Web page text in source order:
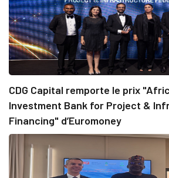
CDG Capital remporte le prix
Investment Bank for Project &
Financing" d’Euromoney